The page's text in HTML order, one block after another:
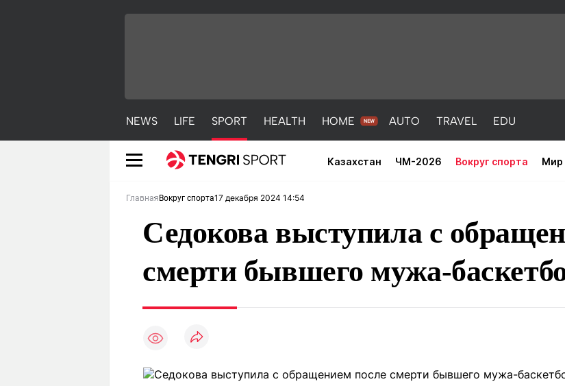
NEWS LIFE SPORT HEALTH HOME AUTO TRAVEL EDU
Казахстан ЧМ-2026 Вокруг спорта Мир
Погода
Рейтинги
Гороскопы
чемпионов
ГлавнаяВокруг спорта17 декабря 2024 14:54
Седокова выступила с
смерти бывшего мужа-